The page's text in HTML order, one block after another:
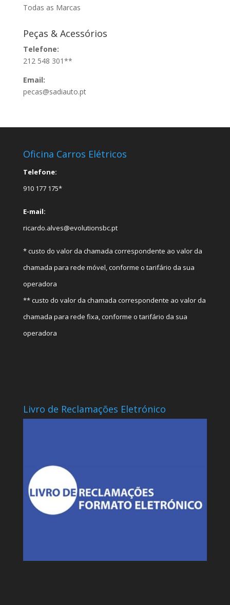
Todas as Marcas
Peças & Acessórios
Telefone:
212 548 301**
Email:
pecas@sadiauto.pt
Oficina Carros Elétricos
Telefone:
910 177 175*
E-mail:
ricardo.alves@evolutionsbc.pt
* custo do valor da chamada correspondente ao valor da
chamada para rede móvel, conforme o tarifário da sua
operadora
** custo do valor da chamada correspondente ao valor da
chamada para rede fixa, conforme o tarifário da sua
operadora
Livro de Reclamações Eletrónico